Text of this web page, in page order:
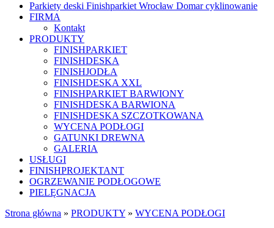
Parkiety deski Finishparkiet Wrocław Domar cyklinowanie
FIRMA
Kontakt
PRODUKTY
FINISHPARKIET
FINISHDESKA
FINISHJODŁA
FINISHDESKA XXL
FINISHPARKIET BARWIONY
FINISHDESKA BARWIONA
FINISHDESKA SZCZOTKOWANA
WYCENA PODŁOGI
GATUNKI DREWNA
GALERIA
USŁUGI
FINISHPROJEKTANT
OGRZEWANIE PODŁOGOWE
PIELĘGNACJA
Strona główna » PRODUKTY » WYCENA PODŁOGI